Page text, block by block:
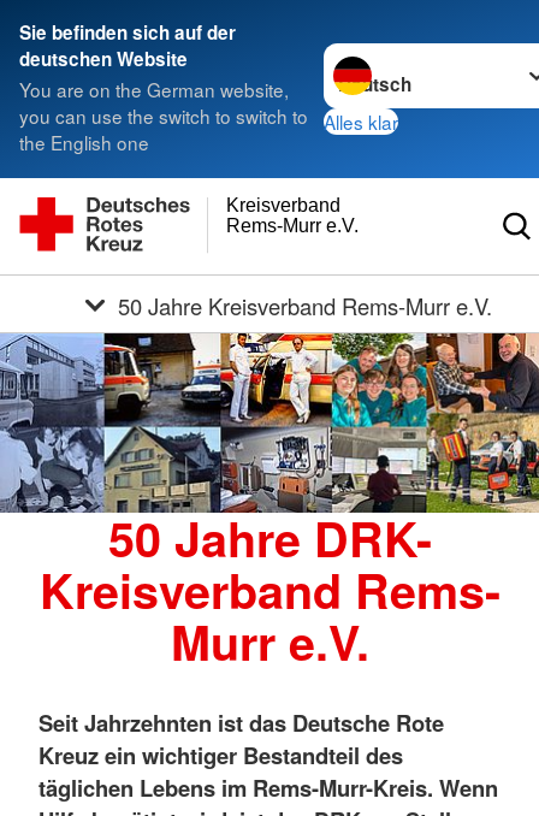
Sie befinden sich auf der
deutschen Website
You are on the German website,
you can use the switch to switch to
the English one
Sprache wechseln zu
Alles klar
Rems-Murr e.V.
Kreisverband
50 Jahre Kreisverband Rems-Murr e.V.
50 Jahre DRK-
Kreisverband Rems-
Murr e.V.
Seit Jahrzehnten ist das Deutsche Rote
Kreuz ein wichtiger Bestandteil des
täglichen Lebens im Rems-Murr-Kreis. Wenn